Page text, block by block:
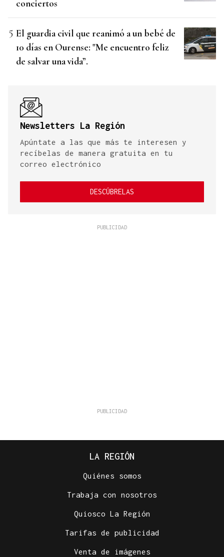
conciertos
El guardia civil que reanimó a un bebé de
10 días en Ourense: "Me encuentro feliz
de salvar una vida”.
Newsletters La Región
Apúntate a las que más te interesen y
recíbelas de manera gratuita en tu
correo electrónico
DESCÚBRELAS
LA REGIÓN
Quiénes somos
Trabaja con nosotros
Quiosco La Región
Tarifas de publicidad
Venta de imágenes